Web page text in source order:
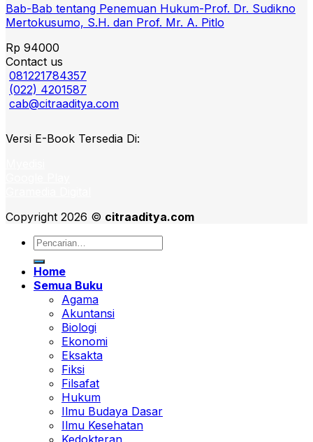
Bab-Bab tentang Penemuan Hukum-Prof. Dr. Sudikno
Mertokusumo, S.H. dan Prof. Mr. A. Pitlo
Rp 94000
Contact us
081221784357
(022) 4201587
cab@citraaditya.com
Versi E-Book Tersedia Di:
Copyright 2026 © citraaditya.com
Pencarian
untuk:
Home
Semua Buku
Agama
Akuntansi
Biologi
Ekonomi
Eksakta
Fiksi
Filsafat
Hukum
Ilmu Budaya Dasar
Ilmu Kesehatan
Kedokteran